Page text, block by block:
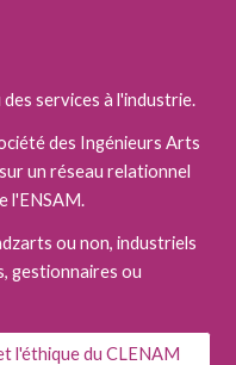
services à l'industrie.
des Ingénieurs Arts
un réseau relationnel
l'ENSAM.
ou non, industriels
gestionnaires ou
l'éthique du CLENAM